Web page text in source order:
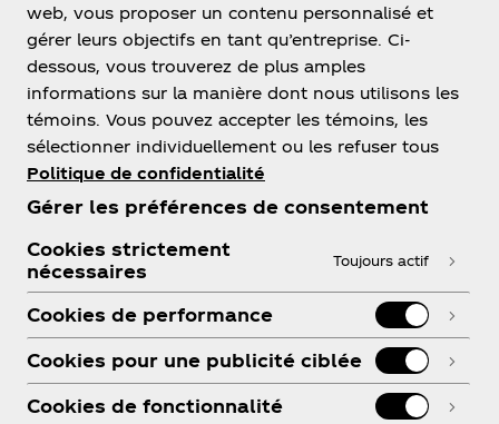
À propos de nous
Besoin d’aide?
web, vous proposer un contenu personnalisé et
gérer leurs objectifs en tant qu’entreprise. Ci-
dessous, vous trouverez de plus amples
informations sur la manière dont nous utilisons les
témoins. Vous pouvez accepter les témoins, les
sélectionner individuellement ou les refuser tous
Politique de confidentialité
Gérer les préférences de consentement
Cookies strictement
nécessaires
Toujours actif
Cookies de performance
Cookies pour une publicité ciblée
Cookies de fonctionnalité